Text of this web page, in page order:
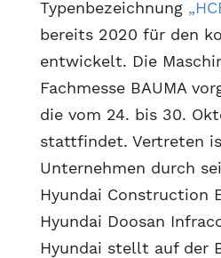
Typenbezeichnung
bereits 2020 für den
entwickelt. Die
Fachmesse BAUMA
die vom 24. bis 30.
stattfindet. Vertreten
Unternehmen durch
Hyundai Construction
Hyundai Doosan
Hyundai stellt auf der